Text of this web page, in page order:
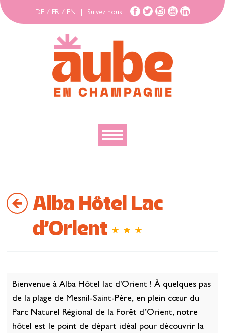
DE / FR / EN Suivez nous !
Bouger
Se loger
Se restaurer
Alba Hôtel Lac
d'Orient
Bienvenue à Alba Hôtel lac d'Orient ! À quelques pas
de la plage de Mesnil-Saint-Père, en plein cœur du
Parc Naturel Régional de la Forêt d’Orient, notre
hôtel est le point de départ idéal pour découvrir la